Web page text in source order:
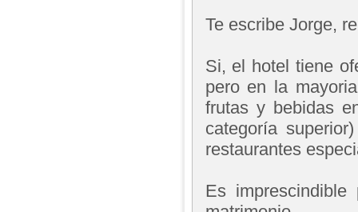
Te escribe Jorge,
Si, el hotel tiene
pero en la
frutas y bebidas
categoría
restaurantes
Es